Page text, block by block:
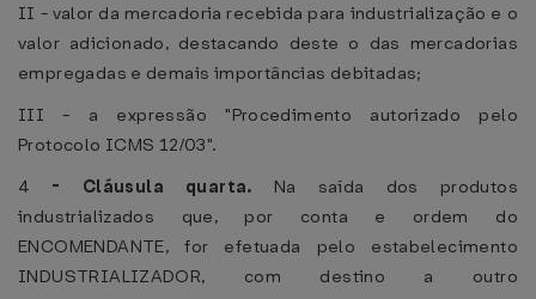
II - valor da mercadoria recebida para industrialização e o
valor adicionado, destacando deste o das mercadorias
empregadas e demais importâncias debitadas;
III - a expressão "Procedimento autorizado pelo
Protocolo ICMS 12/03".
4 - Cláusula quarta. Na saída dos produtos
industrializados que, por conta e ordem do
ENCOMENDANTE, for efetuada pelo estabelecimento
INDUSTRIALIZADOR, com destino a outro